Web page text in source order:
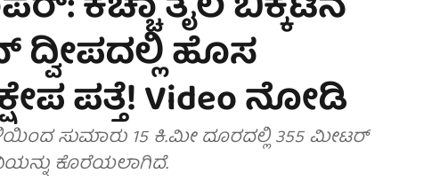
ಹೊಸ
ಪತ್ತೆ! Video ನೋಡಿ
ಸುಮಾರು 15 ಕಿ.ಮೀ ದೂರದಲ್ಲಿ 355 ಮೀಟರ್
ಕೊರೆಯಲಾಗಿದೆ.